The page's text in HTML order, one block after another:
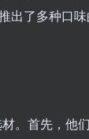
出了多种口
。首先，他